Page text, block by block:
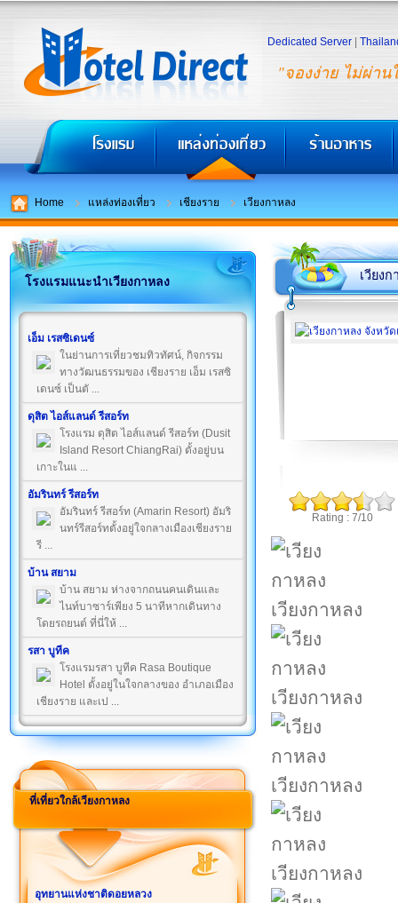
"จองง่าย ไม่ผ่าน
Dedicated Server
Home แหล่งท่องเที่ยว เชียงราย เวียงกาหลง
โรงแรมแนะนำเวียงกาหลง
เอ็ม เรสซิเดนซ์
ในย่านการเที่ยวชมทิวทัศน์, กิจกรรม
ทางวัฒนธรรมของ เชียงราย เอ็ม เรสซิ
เดนซ์ เป็นตั ...
ดุสิต ไอส์แลนด์ รีสอร์ท
โรงแรม ดุสิต ไอส์แลนด์ รีสอร์ท (Dusit
Island Resort ChiangRai) ตั้งอยู่บน
เกาะในแ ...
อัมรินทร์ รีสอร์ท
อัมรินทร์ รีสอร์ท (Amarin Resort) อัมริ
นทร์รีสอร์ทตั้งอยู่ใจกลางเมืองเชียงราย
รี ...
บ้าน สยาม
บ้าน สยาม ห่างจากถนนคนเดินและ
ไนท์บาซาร์เพียง 5 นาทีหากเดินทาง
โดยรถยนต์ ที่นี่ให้ ...
รสา บูทีค
โรงแรมรสา บูทีค Rasa Boutique
Hotel ตั้งอยู่ในใจกลางของ อำเภอเมือง
เชียงราย และเป ...
ที่เที่ยวใกล้เวียงกาหลง
อุทยานแห่งชาติดอยหลวง
เวียงก
Rating : 7/10
เวียงกาหลง
เวียงกาหลง
เวียงกาหลง
เวียงกาหลง